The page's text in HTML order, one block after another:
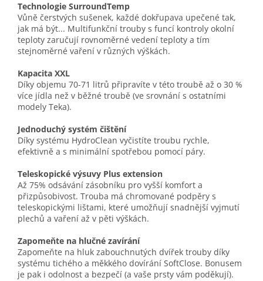
Technologie SurroundTemp
Vůně čerstvých sušenek, každé dokřupava upečené tak,
jak má být... Multifunkční trouby s funcí kontroly okolní
teploty zaručují rovnoměrné vedení teploty a tím
stejnoměrné vaření v různých výškách.
Kapacita XXL
Díky objemu 70-71 litrů připravíte v této troubě až o 30 %
více jídla než v běžné troubě (ve srovnání s ostatními
modely Teka).
Jednoduchý systém čištění
Díky systému HydroClean vyčistíte troubu rychle,
efektivně a s minimální spotřebou pomocí páry.
Teleskopické výsuvy Plus extension
Až 75% odsávání zásobníku pro vyšší komfort a
přizpůsobivost. Trouba má chromované podpěry s
teleskopickými lištami, které umožňují snadnější vyjmutí
plechů a vaření až v pěti výškách.
Zapomeňte na hlučné zavírání
Zapomeňte na hluk zabouchnutých dvířek trouby díky
systému tichého a měkkého dovírání SoftClose. Bonusem
je pak i odolnost a bezpečí (a vaše prsty vám poděkují).